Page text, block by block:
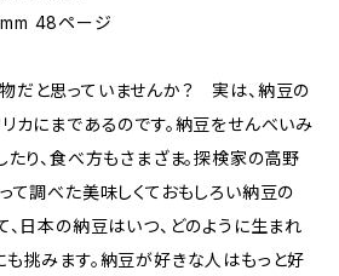
48ページ
だと思っていませんか？ 実は、納豆の
カにまであるのです。納豆をせんべいみ
たり、食べ方もさまざま。探検家の高野
て調べた美味しくておもしろい納豆の
、日本の納豆はいつ、どのように生まれ
挑みます。納豆が好きな人はもっと好